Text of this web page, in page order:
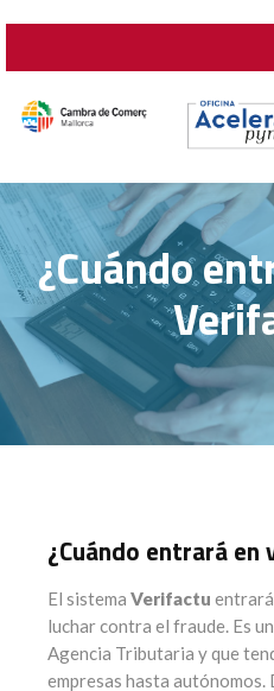
¿Cuándo
¿Cuándo entrará
El sistema Verifactu
luchar contra el fraude. Es
Agencia Tributaria y que
empresas hasta autónomos.